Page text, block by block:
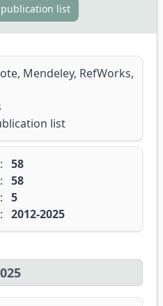
list
Mendeley, RefWorks,
list
58
58
5
2012-2025